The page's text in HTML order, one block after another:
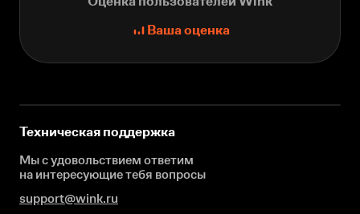
Ваша оценка
Техническая поддержка
Мы с удовольствием ответим
на интересующиетебя вопросы
support@wink.ru